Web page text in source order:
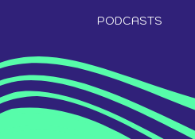
PODCASTS